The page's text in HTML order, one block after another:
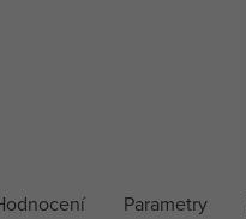
Parametry